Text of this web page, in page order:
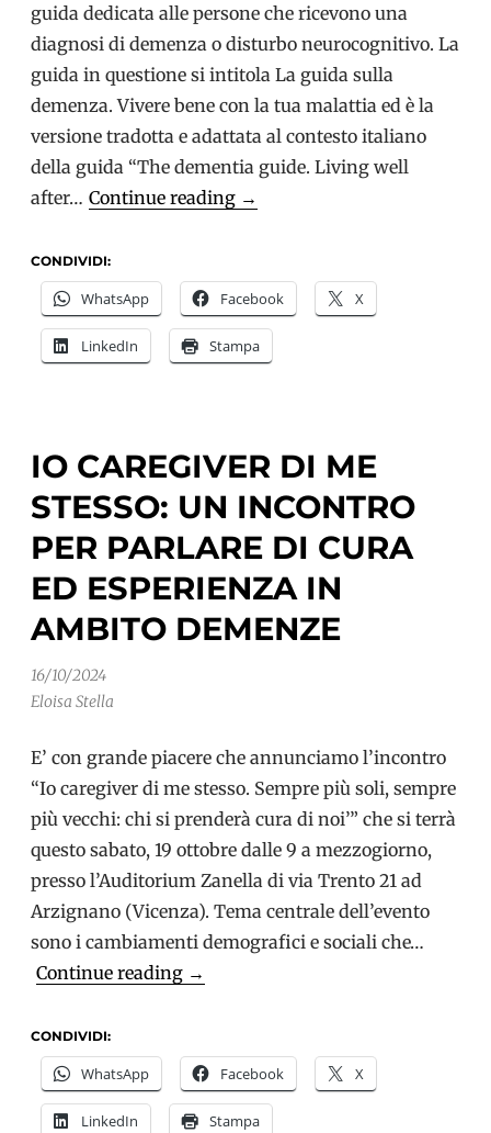
guida dedicata alle persone che ricevono una
diagnosi di demenza o disturbo neurocognitivo. La
guida in questione si intitola La guida sulla
demenza. Vivere bene con la tua malattia ed è la
versione tradotta e adattata al contesto italiano
della guida “The dementia guide. Living well
after… Continue reading La
per
chi
vive
giorno
→
CONDIVIDI:
WhatsApp Facebook X
LinkedIn Stampa
IO CAREGIVER DI ME
STESSO: UN INCONTRO
PER PARLARE DI CURA
ED ESPERIENZA IN
AMBITO DEMENZE
16/10/2024
Eloisa Stella
E’ con grande piacere che annunciamo l’incontro
“Io caregiver di me stesso. Sempre più soli, sempre
più vecchi: chi si prenderà cura di noi’” che si terrà
questo sabato, 19 ottobre dalle 9 a mezzogiorno,
presso l’Auditorium Zanella di via Trento 21 ad
Arzignano (Vicenza). Tema centrale dell’evento
sono i cambiamenti demografici e sociali che…
Continue reading Io
me
stesso:
un
→
CONDIVIDI:
WhatsApp Facebook X
LinkedIn Stampa